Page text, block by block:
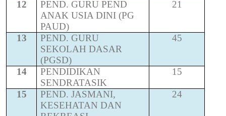
12
PEND. GURU PEND
ANAK USIA DINI (PG
PAUD)
21
13
PEND. GURU
SEKOLAH DASAR
(PGSD)
45
14
PENDIDIKAN
SENDRATASIK
15
15
PEND. JASMANI,
KESEHATAN DAN
24